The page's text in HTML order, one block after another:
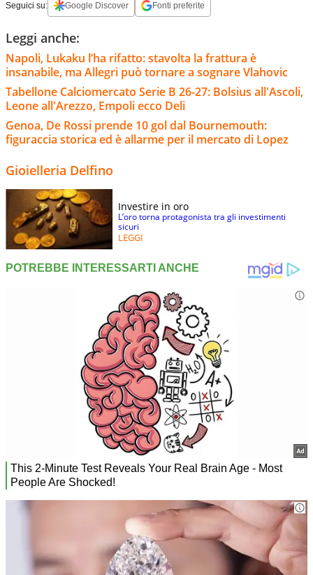
Seguici su: Google Discover Fonti preferite
Leggi anche:
Napoli, Lukaku l’ha rifatto: stavolta la frattura è
insanabile, ma Allegri può tornare a sognare Vlahovic
Tabellone Calciomercato Serie B 26-27: Bolsius all'Ascoli,
Leone all'Arezzo, Empoli ecco Deli
Genoa, De Rossi prende 10 gol dal Bournemouth:
figuraccia storica ed è allarme per il mercato di Lopez
Gioielleria Delfino
Investire in oro
L’oro torna protagonista tra gli investimenti
sicuri
LEGGI